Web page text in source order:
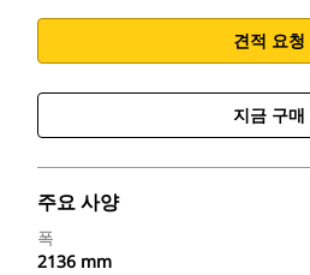
견적 요청
지금 구매
주요 사양
폭
2136 mm